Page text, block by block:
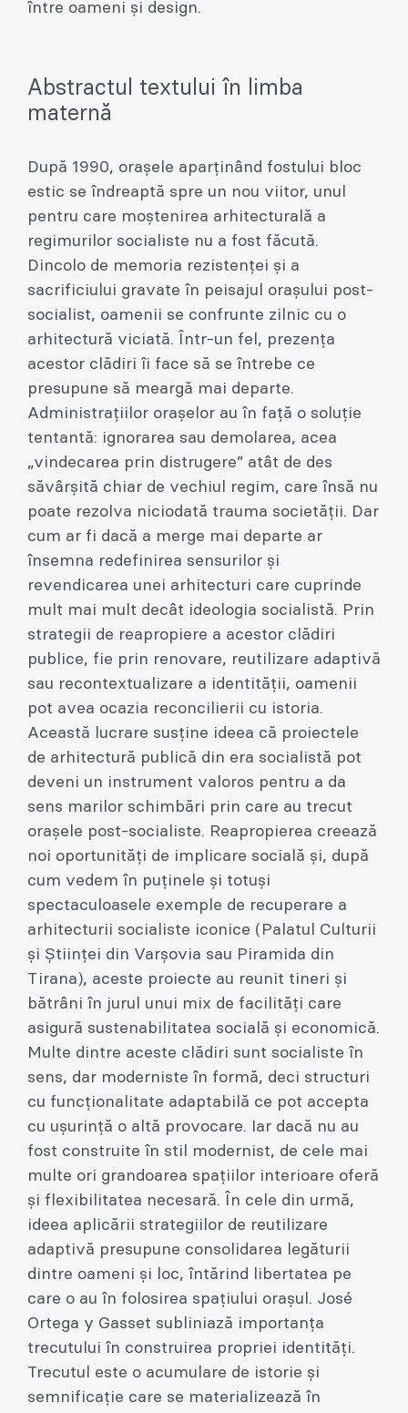
între oameni și design.
Abstractul textului în limba
maternă
După 1990, orașele aparținând fostului bloc
estic se îndreaptă spre un nou viitor, unul
pentru care moștenirea arhitecturală a
regimurilor socialiste nu a fost făcută.
Dincolo de memoria rezistenței și a
sacrificiului gravate în peisajul orașului post-
socialist, oamenii se confrunte zilnic cu o
arhitectură viciată. Într-un fel, prezența
acestor clădiri îi face să se întrebe ce
presupune să meargă mai departe.
Administrațiilor orașelor au în față o soluție
tentantă: ignorarea sau demolarea, acea
„vindecarea prin distrugere” atât de des
săvârșită chiar de vechiul regim, care însă nu
poate rezolva niciodată trauma societății. Dar
cum ar fi dacă a merge mai departe ar
însemna redefinirea sensurilor și
revendicarea unei arhitecturi care cuprinde
mult mai mult decât ideologia socialistă. Prin
strategii de reapropiere a acestor clădiri
publice, fie prin renovare, reutilizare adaptivă
sau recontextualizare a identității, oamenii
pot avea ocazia reconcilierii cu istoria.
Această lucrare susține ideea că proiectele
de arhitectură publică din era socialistă pot
deveni un instrument valoros pentru a da
sens marilor schimbări prin care au trecut
orașele post-socialiste. Reapropierea creează
noi oportunități de implicare socială și, după
cum vedem în puținele și totuși
spectaculoasele exemple de recuperare a
arhitecturii socialiste iconice (Palatul Culturii
și Științei din Varșovia sau Piramida din
Tirana), aceste proiecte au reunit tineri și
bătrâni în jurul unui mix de facilități care
asigură sustenabilitatea socială și economică.
Multe dintre aceste clădiri sunt socialiste în
sens, dar moderniste în formă, deci structuri
cu funcționalitate adaptabilă ce pot accepta
cu ușurință o altă provocare. Iar dacă nu au
fost construite în stil modernist, de cele mai
multe ori grandoarea spațiilor interioare oferă
și flexibilitatea necesară. În cele din urmă,
ideea aplicării strategiilor de reutilizare
adaptivă presupune consolidarea legăturii
dintre oameni și loc, întărind libertatea pe
care o au în folosirea spațiului orașul. José
Ortega y Gasset subliniază importanța
trecutului în construirea propriei identități.
Trecutul este o acumulare de istorie și
semnificație care se materializează în